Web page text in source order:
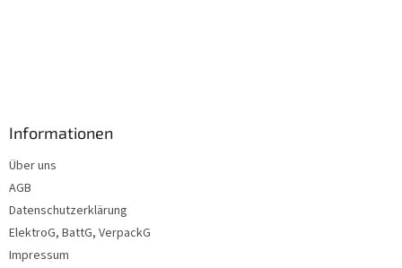
Informationen
Über uns
AGB
Datenschutzerklärung
ElektroG, BattG, VerpackG
Impressum